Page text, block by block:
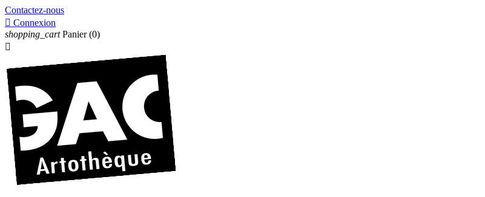
Contactez-nous
 Connexion
shopping_cart Panier (0)
